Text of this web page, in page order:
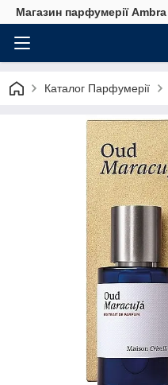
Магазин парфумерії Ambra
Каталог Парфумерії